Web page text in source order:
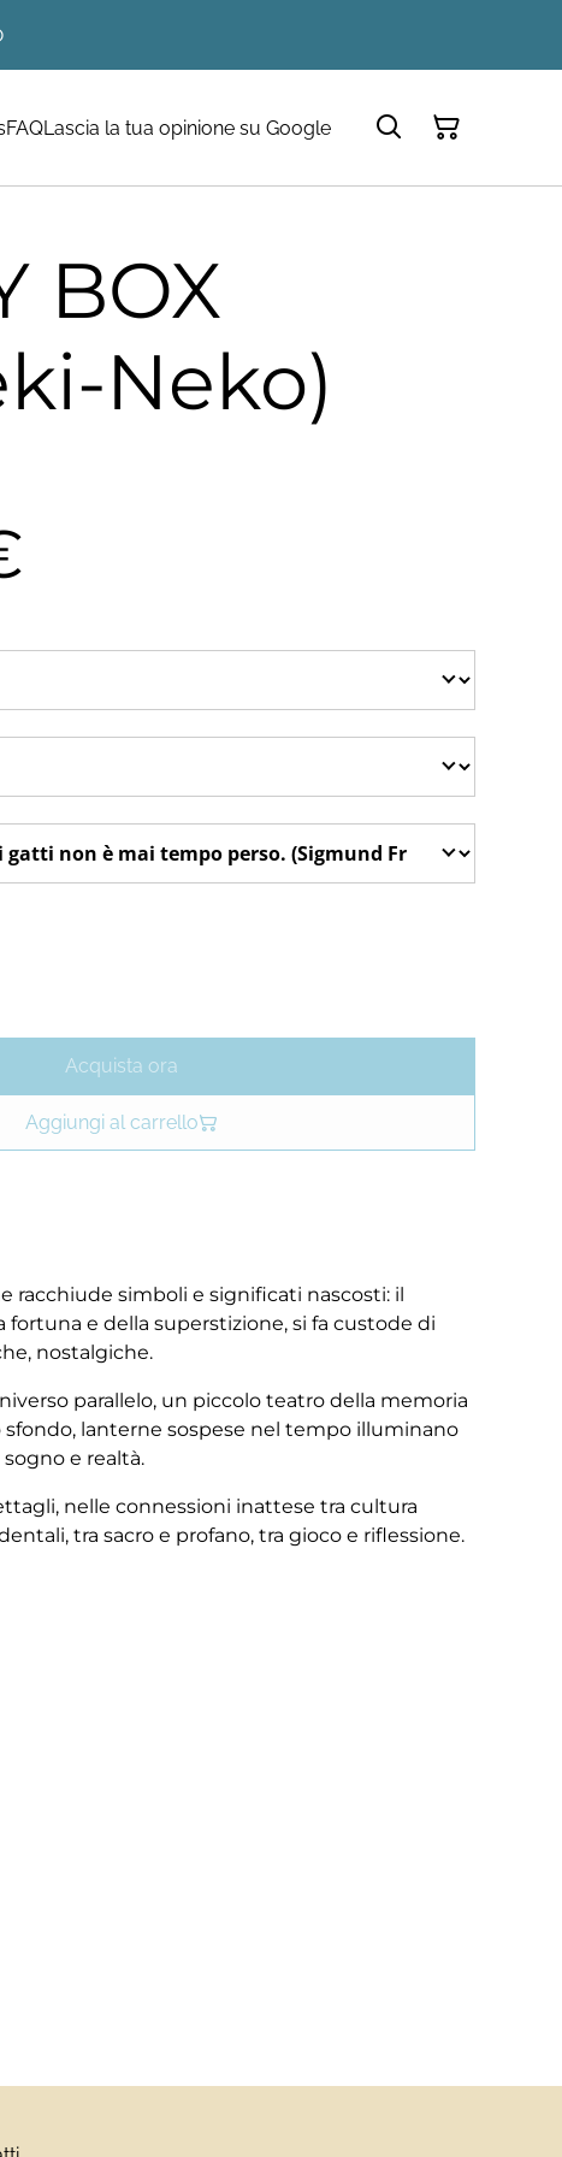
FAQLascia la tua opinione su Google
BOX
Neko)
Acquista ora
Aggiungi al carrello
racchiude simboli e significati nascosti: il
fortuna e della superstizione, si fa custode di
nostalgiche.
parallelo, un piccolo teatro della memoria
sfondo, lanterne sospese nel tempo illuminano
e realtà.
nelle connessioni inattese tra cultura
tra sacro e profano, tra gioco e riflessione.